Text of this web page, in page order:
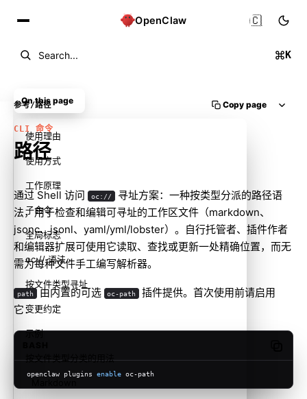
OpenClaw
Search... K
🇨🇳
参考/路径 Copy page
CLI 命令
路径
通过 Shell 访问 oc:// 寻址方案：一种按类型分派的路径语
法，用于检查和编辑可寻址的工作区文件（markdown、
jsonc、jsonl、yaml/yml/lobster）。自行托管者、插件作者
和编辑器扩展可使用它读取、查找或更新一处精确位置，而无
需为每种文件手工编写解析器。
path 由内置的可选 oc-path
插件提供。首次使用前请启用
它：
openclaw plugins enable oc-path
On this page
使用理由
使用方式
工作原理
子命令
全局标志
oc:// 语法
按文件类型寻址
变更约定
示例
按文件类型分类的用法